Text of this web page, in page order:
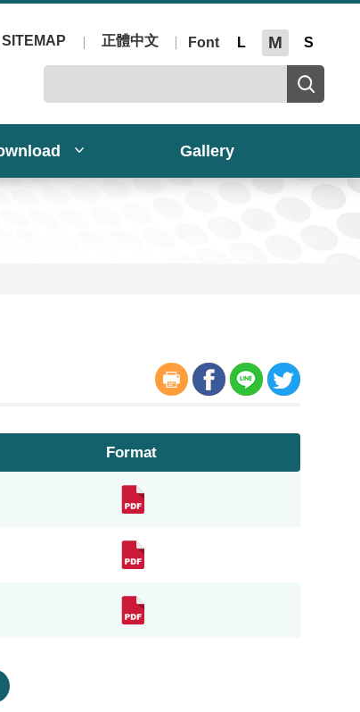
SITEMAP 正體中文 Font L M S
Gallery
Format